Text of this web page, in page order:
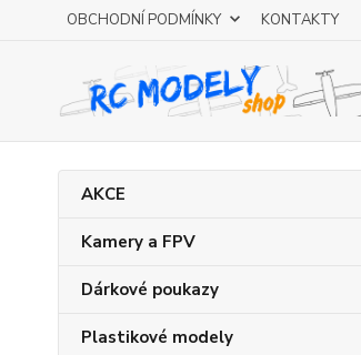
OBCHODNÍ PODMÍNKY KONTAKTY
AKCE
Kamery a FPV
Dárkové poukazy
Plastikové modely